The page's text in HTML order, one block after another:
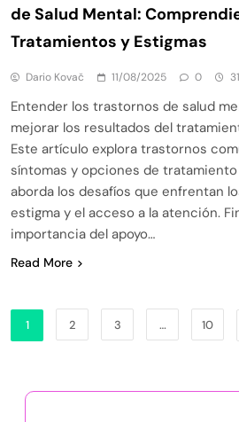
de Salud Mental:
Tratamientos y Estigmas
Dario Kovač 11/08/2025 0
Entender los trastornos de salud
mejorar los resultados del
Este artículo explora trastornos
síntomas y opciones de
aborda los desafíos que enfrentan
estigma y el acceso a la atención.
importancia del apoyo…
Read More
1 2 3 … 10